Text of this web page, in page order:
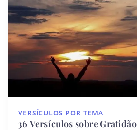
VERSÍCULOS POR TEMA
36 Versículos sobre Gratidão